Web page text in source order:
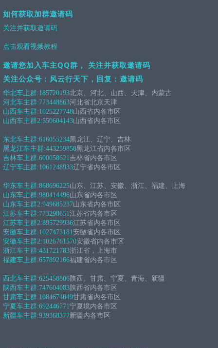
如何获取加群邀请码
关注并获取邀请码
点击观看视频教程
邀请您加入车主QQ群， 关注并获取邀请码
关注公众号：风云行天下，回复：邀请码
华北车主群:185720193北京、河北、山西、天津、内蒙古
河北车主群:773448863河北省北京天津
山西车主群:1025227748山西省内各市区
山西车主群2:550604143山西省内各市区
东北车主群:616055234黑龙江、辽宁、吉林
黑龙江车主群:443259858黑龙江省内各市区
吉林车主群:600058621吉林省内各市区
辽宁车主群:1061248933辽宁省内各市区
华东车主群:868696225山东、江苏、安徽、浙江、福建、上海
山东车主群:980414496山东省内各市区
山东车主群2:949685237山东省内各市区
江苏车主群:773298651江苏省内各市区
江苏车主群2:895729936江苏省内各市区
安徽车主群:1027473181安徽省内各市区
安徽车主群2:1026761570安徽省内各市区
浙江车主群:431721783浙江省，上海市
福建车主群:657892166福建省内各市区
西北车主群:625458806陕西、甘肃、宁夏、青海、新疆
陕西车主群:747604083陕西省内各市区
甘肃车主群:1084674049甘肃省内各市区
宁夏车主群:692446771宁夏境内各市区
新疆车主群:939368377新疆内各市区